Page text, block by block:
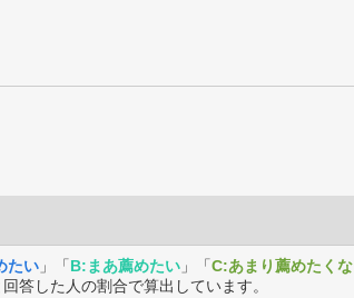
たい 」「B:まあ薦めたい 」「C:あまり薦めたくな
回答した人の割合で算出しています。